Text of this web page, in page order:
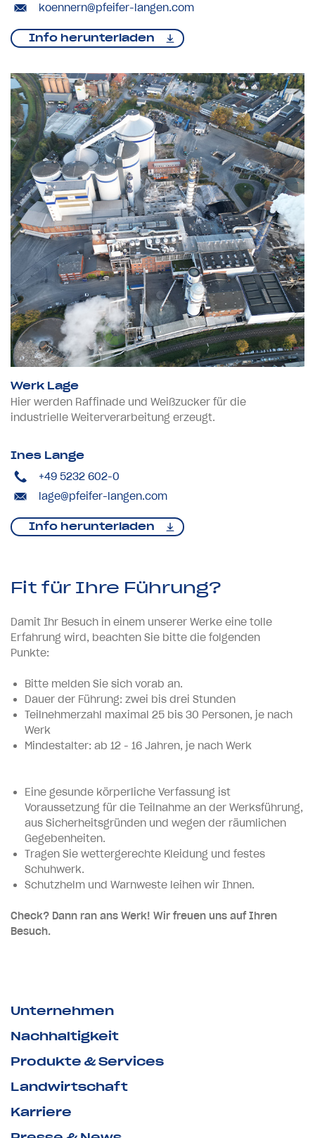
koennern@pfeifer-langen.com
Info herunterladen
Werk Lage
Hier werden Raffinade und Weißzucker für die
industrielle Weiterverarbeitung erzeugt.
Ines Lange
+49 5232 602-0
lage@pfeifer-langen.com
Info herunterladen
Fit für Ihre Führung?
Damit Ihr Besuch in einem unserer Werke eine tolle
Erfahrung wird, beachten Sie bitte die folgenden
Punkte:
Bitte melden Sie sich vorab an.
Dauer der Führung: zwei bis drei Stunden
Teilnehmerzahl maximal 25 bis 30 Personen, je nach
Werk
Mindestalter: ab 12 - 16 Jahren, je nach Werk
Eine gesunde körperliche Verfassung ist
Voraussetzung für die Teilnahme an der Werksführung,
aus Sicherheitsgründen und wegen der räumlichen
Gegebenheiten.
Tragen Sie wettergerechte Kleidung und festes
Schuhwerk.
Schutzhelm und Warnweste leihen wir Ihnen.
Check? Dann ran ans Werk! Wir freuen uns auf Ihren
Besuch.
Unternehmen
Nachhaltigkeit
Produkte & Services
Landwirtschaft
Karriere